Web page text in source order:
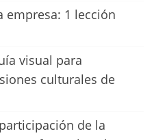
empresa: 1 lección
visual para
culturales de
de la